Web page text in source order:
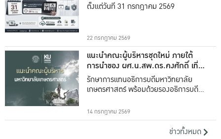
ตั้งแต่วันที่ 31 กรกฎาคม 2569
22 กรกฎาคม 2569
แนะนำคณะผู้บริหารชุดใหม่ ภายใต้
การนำของ ผศ.น.สพ.ดร.คงศักดิ์ เที่ยง
ธรรม
รักษาการแทนอธิการบดีมหาวิทยาลัย
เกษตรศาสตร์ พร้อมด้วยรองอธิการบดีทั้ง
14 กรกฎาคม 2569
ข่าวทั้งหมด